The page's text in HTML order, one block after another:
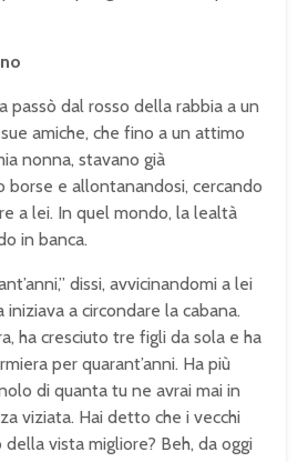
passò dal rosso della rabbia a un
amiche, che fino a un attimo
nonna, stavano già
borse e allontanandosi, cercando
a lei. In quel mondo, la lealtà
in banca.
dissi, avvicinandomi a lei
a circondare la cabana.
ha cresciuto tre figli da sola e ha
per quarant’anni. Ha più
di quanta tu ne avrai mai in
viziata. Hai detto che i vecchi
vista migliore? Beh, da oggi